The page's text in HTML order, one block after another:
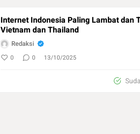
Internet Indonesia Paling Lambat dan
Vietnam dan Thailand
Redaksi
0 0 13/10/2025